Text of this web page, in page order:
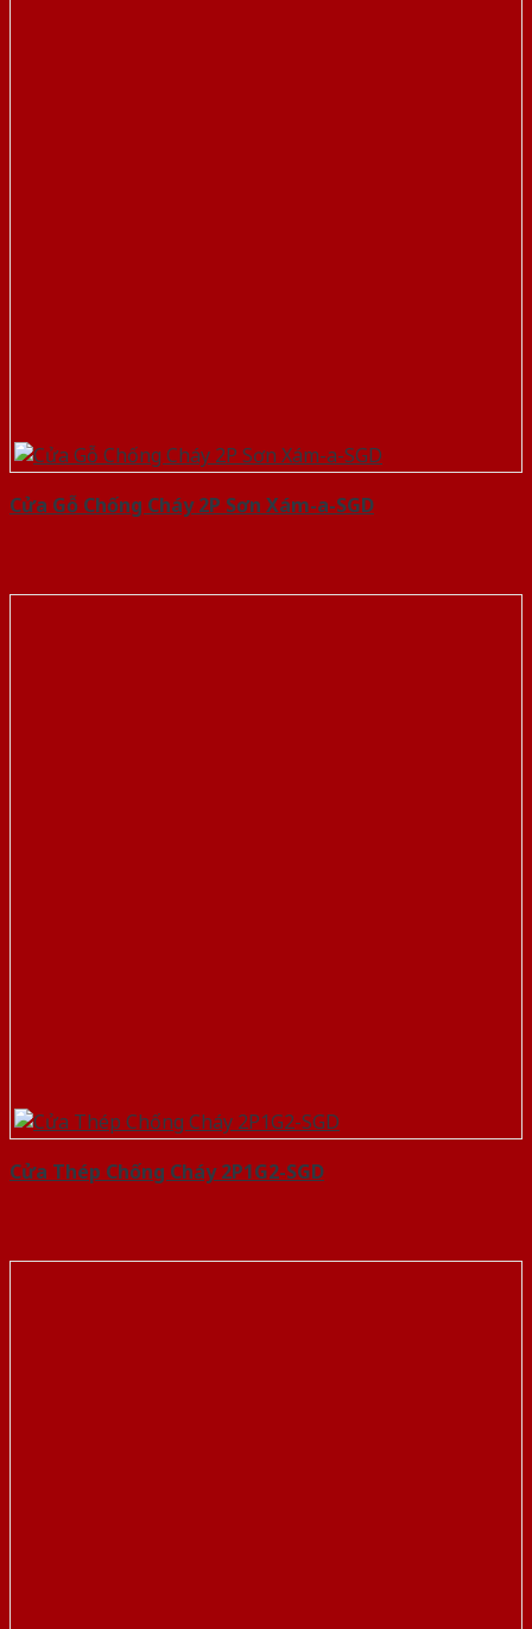
Cửa Gỗ Chống Cháy 2P Sơn Xám-a-SGD
Cửa Thép Chống Cháy 2P1G2-SGD